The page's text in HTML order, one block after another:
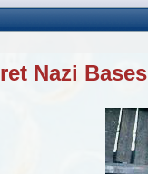
Nazi Bases